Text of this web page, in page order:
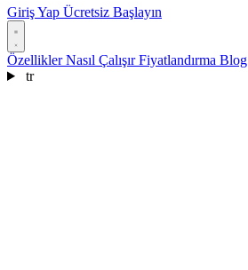
Giriş Yap Ücretsiz Başlayın
ÖzelliklerNasıl ÇalışırFiyatlandırma Blog
tr